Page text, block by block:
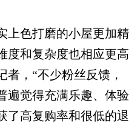
色打磨的小屋更加精
度和复杂度也相应更高
者，“不少粉丝反馈，
遍觉得充满乐趣、体验
了高复购率和很低的退